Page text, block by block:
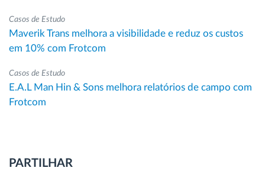
Casos de Estudo
Maverik Trans melhora a visibilidade e reduz os custos
em 10% com Frotcom
Casos de Estudo
E.A.L Man Hin & Sons melhora relatórios de campo com
Frotcom
PARTILHAR